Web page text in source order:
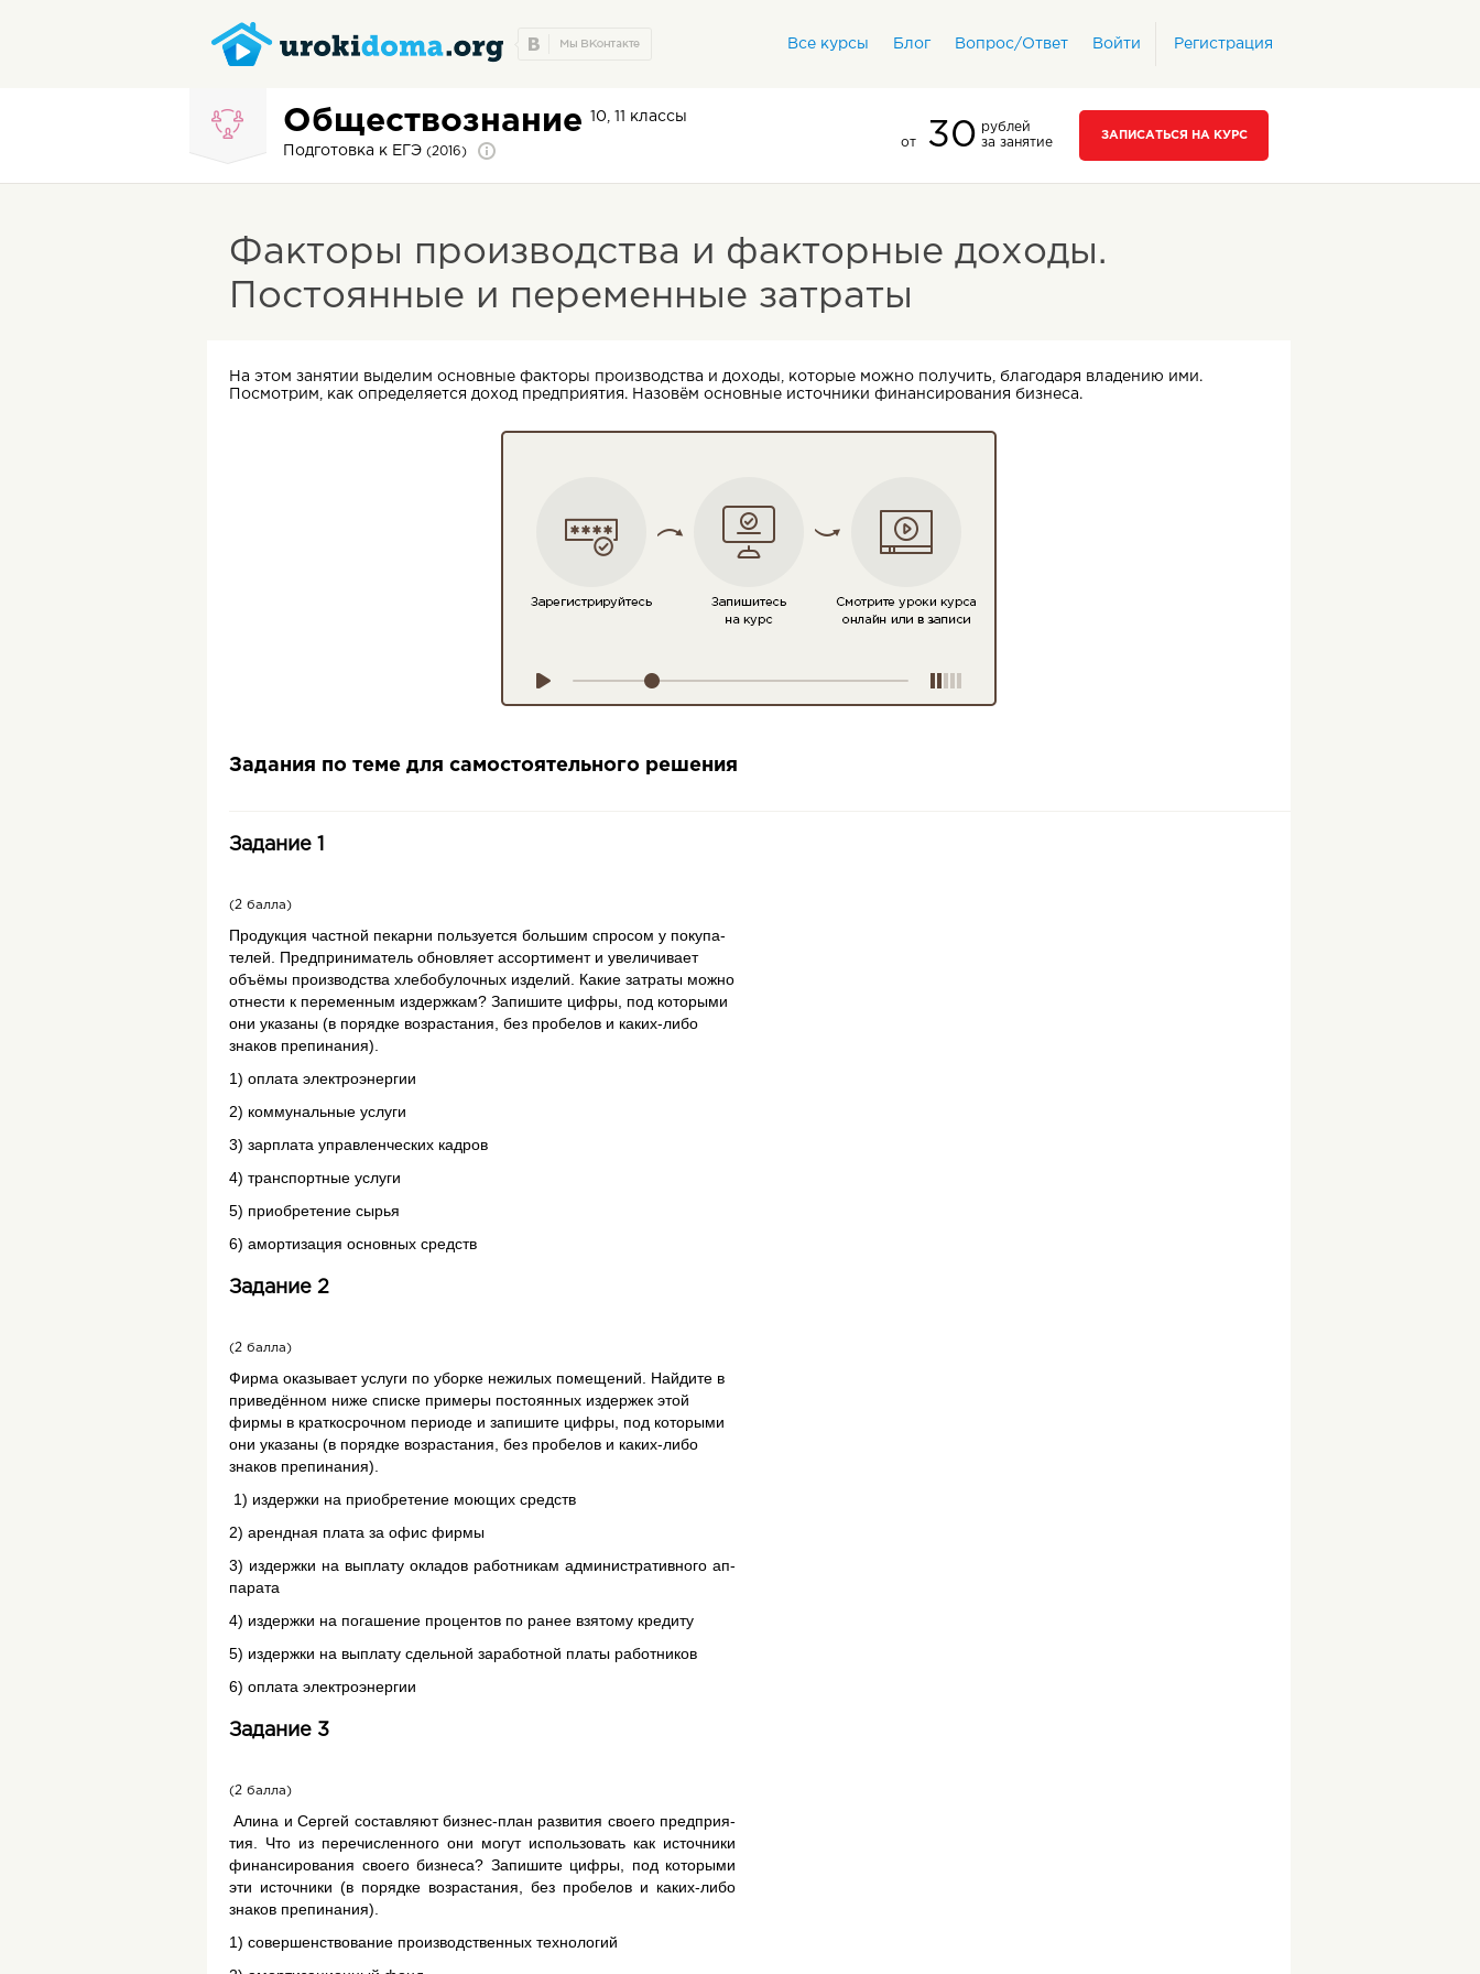
Все курсы Блог Вопрос/Ответ Войти Регистрация
Обществознание 10, 11 классы
Подготовка к ЕГЭ (2016)
от 30 рублей
за занятие
ЗАПИСАТЬСЯ НА КУРС
Факторы производства и факторные доходы.
Постоянные и переменные затраты
На этом занятии выделим основные факторы производства и доходы, которые можно получить, благодаря владению ими.
Посмотрим, как определяется доход предприятия. Назовём основные источники финансирования бизнеса.
Задания по теме для самостоятельного решения
Задание 1
(2 балла)
Про­дук­ция част­ной пе­кар­ни поль­зу­ет­ся боль­шим спро­сом у по­ку­па­
те­лей. Пред­при­ни­ма­тель об­нов­ля­ет ас­сор­ти­мент и уве­ли­чи­ва­ет
объёмы про­из­вод­ства хле­бо­бу­лоч­ных из­де­лий. Какие за­тра­ты можно
от­не­сти к пе­ре­мен­ным из­держ­кам? За­пи­ши­те цифры, под ко­то­ры­ми
они ука­за­ны (в порядке возрастания, без пробелов и каких-либо
знаков препинания).
1) опла­та элек­тро­энер­гии
2) ком­му­наль­ные услу­ги
3) зар­пла­та управ­лен­че­ских кад­ров
4) транс­порт­ные услу­ги
5) при­об­ре­те­ние сырья
6) амор­ти­за­ция ос­нов­ных средств
Задание 2
(2 балла)
Фирма ока­зы­ва­ет услу­ги по убор­ке не­жи­лых по­ме­ще­ний. Най­ди­те в
при­ведённом ниже спис­ке при­ме­ры по­сто­ян­ных из­дер­жек этой
фирмы в крат­ко­сроч­ном пе­ри­о­де и за­пи­ши­те цифры, под ко­то­ры­ми
они ука­за­ны (в порядке возрастания, без пробелов и каких-либо
знаков препинания).
1) из­держ­ки на при­об­ре­те­ние мо­ю­щих средств
2) аренд­ная плата за офис фирмы
3) из­держ­ки на вы­пла­ту окла­дов ра­бот­ни­кам ад­ми­ни­стра­тив­но­го ап­
па­ра­та
4) из­держ­ки на по­га­ше­ние про­цен­тов по ранее взя­то­му кре­ди­ту
5) из­держ­ки на вы­пла­ту сдель­ной за­ра­бот­ной платы ра­бот­ни­ков
6) опла­та элек­тро­энер­гии
Задание 3
(2 балла)
Алина и Сер­гей со­став­ля­ют биз­нес-план раз­ви­тия сво­е­го пред­при­я­
тия. Что из пе­ре­чис­лен­но­го они могут ис­поль­зо­вать как ис­точ­ни­ки
фи­нан­си­ро­ва­ния сво­е­го биз­не­са? За­пи­ши­те цифры, под ко­то­ры­ми
эти ис­точ­ни­ки (в порядке возрастания, без пробелов и каких-либо
знаков препинания)
1) со­вер­шен­ство­ва­ние про­из­вод­ствен­ных тех­но­ло­гий